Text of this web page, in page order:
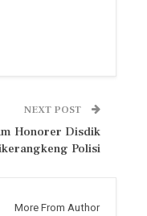
NEXT POST
Honorer Disdik
Polisi
More From Author